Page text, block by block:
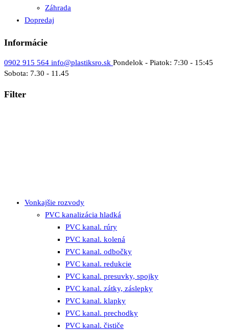
Záhrada
Dopredaj
Informácie
0902 915 564 info@plastiksro.sk Pondelok - Piatok: 7:30 - 15:45
Sobota: 7.30 - 11.45
Filter
Vonkajšie rozvody
PVC kanalizácia hladká
PVC kanal. rúry
PVC kanal. kolená
PVC kanal. odbočky
PVC kanal. redukcie
PVC kanal. presuvky, spojky
PVC kanal. zátky, záslepky
PVC kanal. klapky
PVC kanal. prechodky
PVC kanal. čističe